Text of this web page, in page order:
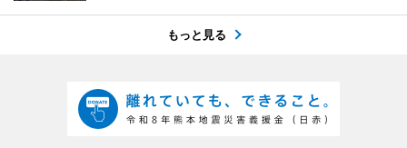
もっと見る